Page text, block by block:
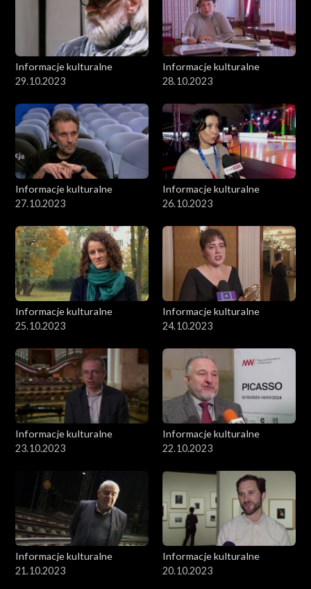
Informacje kulturalne
29.10.2023
Informacje kulturalne
28.10.2023
Informacje kulturalne
27.10.2023
Informacje kulturalne
26.10.2023
Informacje kulturalne
25.10.2023
Informacje kulturalne
24.10.2023
Informacje kulturalne
23.10.2023
Informacje kulturalne
22.10.2023
Informacje kulturalne
21.10.2023
Informacje kulturalne
20.10.2023